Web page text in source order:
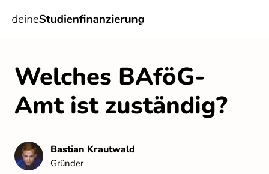
Welches BAföG-
Amt ist zuständig?
Bastian Krautwald
Gründer